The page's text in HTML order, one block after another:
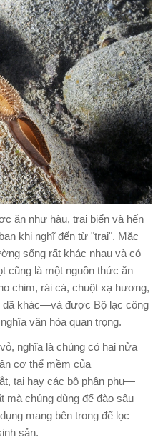
ăn như hàu, trai biển và hến
khi nghĩ đến từ "trai". Mặc
sống rất khác nhau và có
cũng là một nguồn thức ăn—
chim, rái cá, chuột xạ hương,
dã khác—và được Bộ lạc công
văn hóa quan trọng.
nghĩa là chúng có hai nửa
cơ thể mềm của
tai hay các bộ phận phụ—
mà chúng dùng để đào sâu
mang bên trong để lọc
sản.